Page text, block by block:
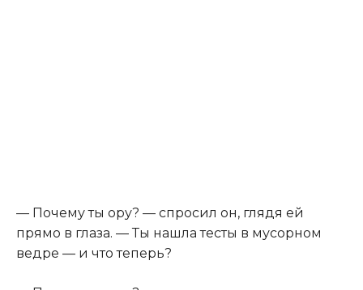
— Почему ты ору? — спросил он, глядя ей
прямо в глаза. — Ты нашла тесты в мусорном
ведре — и что теперь?